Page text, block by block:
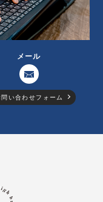
メール
問い合わせフォーム